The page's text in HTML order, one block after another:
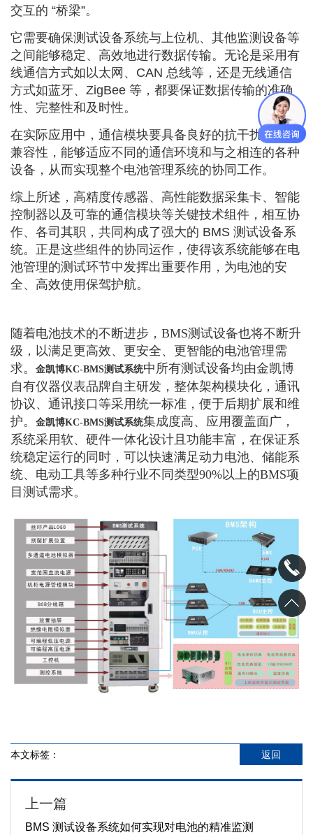
交互的 “桥梁”。
它需要确保测试设备系统与上位机、其他监测设备等
之间能够稳定、高效地进行数据传输。无论是采用有
线通信方式如以太网、CAN 总线等，还是无线通信
方式如蓝牙、ZigBee 等，都要保证数据传输的准确
性、完整性和及时性。
在实际应用中，通信模块要具备良好的抗干扰能力和
兼容性，能够适应不同的通信环境和与之相连的各种
设备，从而实现整个电池管理系统的协同工作。
综上所述，高精度传感器、高性能数据采集卡、智能
控制器以及可靠的通信模块等关键技术组件，相互协
作、各司其职，共同构成了强大的 BMS 测试设备系
统。正是这些组件的协同运作，使得该系统能够在电
池管理的测试环节中发挥出重要作用，为电池的安
全、高效使用保驾护航。
随着电池技术的不断进步，BMS测试设备也将不断升
级，以满足更高效、更安全、更智能的电池管理需
求。
金凯博KC-BMS测试系统中所有测试设备均由金凯博
自有仪器仪表品牌自主研发，整体架构模块化，通讯
协议、通讯接口等采用统一标准，便于后期扩展和维
护。
金凯博KC-BMS测试系统集成度高、应用覆盖面广，
系统采用软、硬件一体化设计且功能丰富，在保证系
统稳定运行的同时，可以快速满足动力电池、储能系
统、电动工具等多种行业不同类型90%以上的BMS项
目测试需求。
本文标签： 返回
上一篇
BMS 测试设备系统如何实现对电池的精准监测